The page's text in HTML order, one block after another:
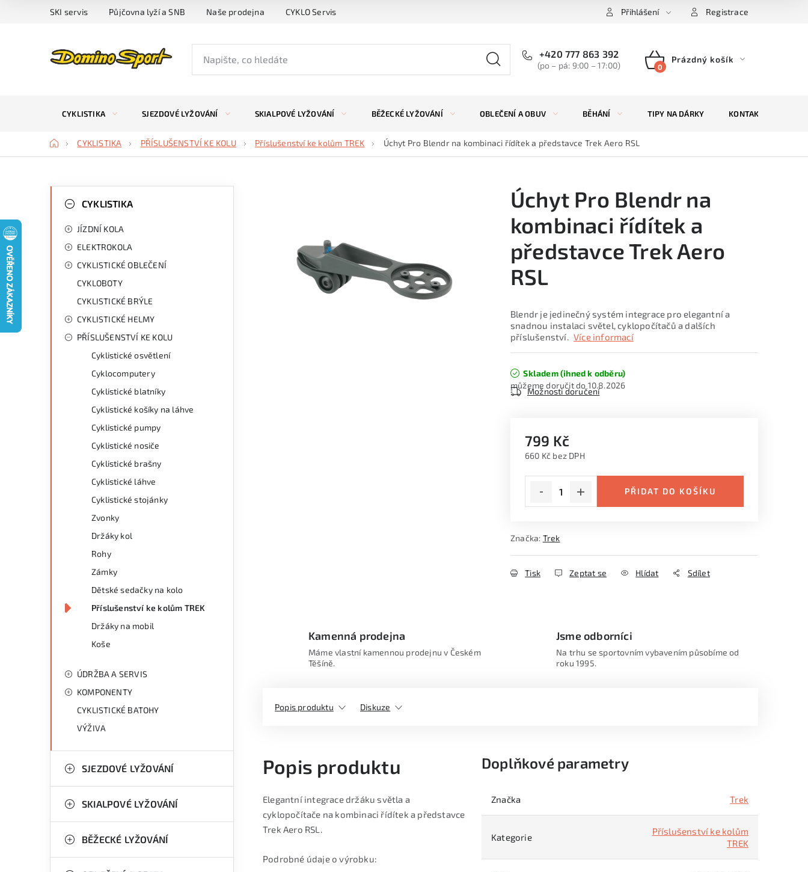
SKI servis Půjčovna lyží a SNB Naše prodejna CYKLO Servis Přihlášení Registrace
+420 777 863 392
(po – pá: 9:00 – 17:00)
NÁKUPNÍ
Prázdný košík
CYKLISTIKA SJEZDOVÉ LYŽOVÁNÍ SKIALPOVÉ LYŽOVÁNÍ BĚŽECKÉ LYŽOVÁNÍ OBLEČENÍ A OBUV BĚHÁNÍ TIPY NA DÁRKY KONTAKTY
DomůCYKLISTIKA PŘÍSLUŠENSTVÍ KE KOLU Příslušenství ke kolům TREK Úchyt Pro Blendr na kombinaci řídítek a představce Trek Aero RSL
kategorieCYKLISTIKA
JÍZDNÍ KOLA
ELEKTROKOLA
CYKLISTICKÉ OBLEČENÍ
CYKLOBOTY
CYKLISTICKÉ BRÝLE
CYKLISTICKÉ HELMY
PŘÍSLUŠENSTVÍ KE KOLU
Cyklistické osvětlení
Cyklocomputery
Cyklistické blatníky
Cyklistické košíky na láhve
Cyklistické pumpy
Cyklistické nosiče
Cyklistické brašny
Cyklistické láhve
Cyklistické stojánky
Zvonky
Držáky kol
Rohy
Zámky
Dětské sedačky na kolo
Příslušenství ke kolům TREK
Držáky na mobil
Koše
ÚDRŽBA A SERVIS
KOMPONENTY
CYKLISTICKÉ BATOHY
VÝŽIVA
SJEZDOVÉ LYŽOVÁNÍ
SKIALPOVÉ LYŽOVÁNÍ
BĚŽECKÉ LYŽOVÁNÍ
Úchyt Pro Blendr na
kombinaci řídítek a
představce Trek Aero
RSL
Blendr je jedinečný systém integrace pro elegantní a
snadnou instalaci světel, cyklopočítačů a dalších
příslušenství. Více informací
Skladem (ihned k odběru)
10.8.2026
Možnosti doručení
799 Kč
660 Kč bez DPH
PŘIDAT DO KOŠÍKU
Značka: Trek
Tisk Zeptat se Hlídat Sdílet
Kamenná prodejna
Máme vlastní kamennou prodejnu v Českém
Těšíně.
Jsme odborníci
Na trhu se sportovním vybavením působíme od
roku 1995.
Popis produktu Diskuze
Popis produktu
Elegantní integrace držáku světla a
cyklopočítače na kombinaci řídítek a představce
Trek Aero RSL.
Podrobné údaje o výrobku:
Doplňkové parametry
Značka Trek
Kategorie
Příslušenství ke kolům
TREK